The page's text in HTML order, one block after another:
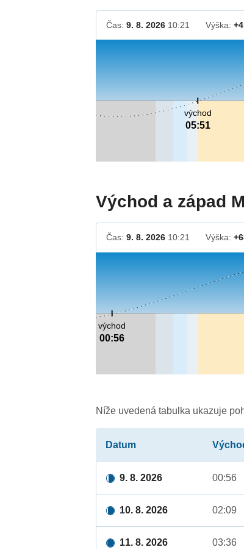
Čas:9. 8. 2026 10:21 Výška:
východ
05:51
Východ a západ
Čas:9. 8. 2026 10:21 Výška:
východ
00:56
Níže uvedená tabulka ukazuje
Datum
9. 8. 2026 00:56
10. 8. 2026 02:09
11. 8. 2026 03:36